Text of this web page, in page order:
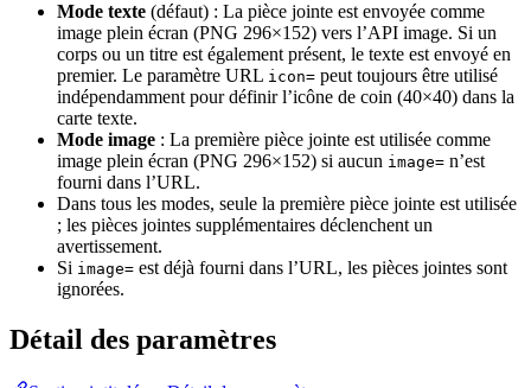
Mode texte (défaut) : La pièce jointe est envoyée comme
image plein écran (PNG 296×152) vers l’API image. Si un
corps ou un titre est également présent, le texte est envoyé en
premier. Le paramètre URL icon= peut toujours être utilisé
indépendamment pour définir l’icône de coin (40×40) dans la
carte texte.
Mode image : La première pièce jointe est utilisée comme
image plein écran (PNG 296×152) si aucun image= n’est
fourni dans l’URL.
Dans tous les modes, seule la première pièce jointe est utilisée
; les pièces jointes supplémentaires déclenchent un
avertissement.
Si image= est déjà fourni dans l’URL, les pièces jointes sont
ignorées.
Détail des paramètres